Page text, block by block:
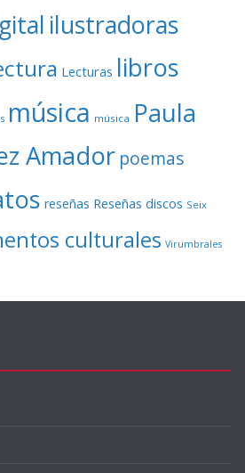
ilustradoras
Lecturas libros
música música Paula
Amador poemas
reseñas Reseñas discos Seix
culturales Virumbrales